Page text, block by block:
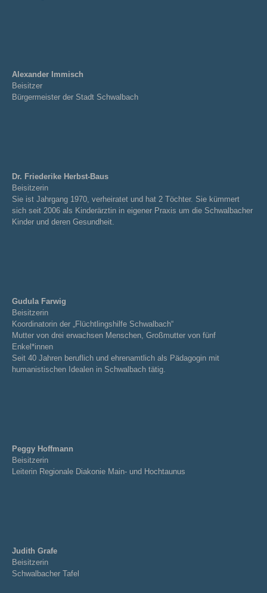
Alexander Immisch
Beisitzer
Bürgermeister der Stadt Schwalbach
Dr. Friederike Herbst-Baus
Beisitzerin
Sie ist Jahrgang 1970, verheiratet und hat 2 Töchter. Sie kümmert
sich seit 2006 als Kinderärztin in eigener Praxis um die Schwalbacher
Kinder und deren Gesundheit.
Gudula Farwig
Beisitzerin
Koordinatorin der „Flüchtlingshilfe Schwalbach“
Mutter von drei erwachsen Menschen, Großmutter von fünf
Enkel*innen
Seit 40 Jahren beruflich und ehrenamtlich als Pädagogin mit
humanistischen Idealen in Schwalbach tätig.
Peggy Hoffmann
Beisitzerin
Leiterin Regionale Diakonie Main- und Hochtaunus
Judith Grafe
Beisitzerin
Schwalbacher Tafel